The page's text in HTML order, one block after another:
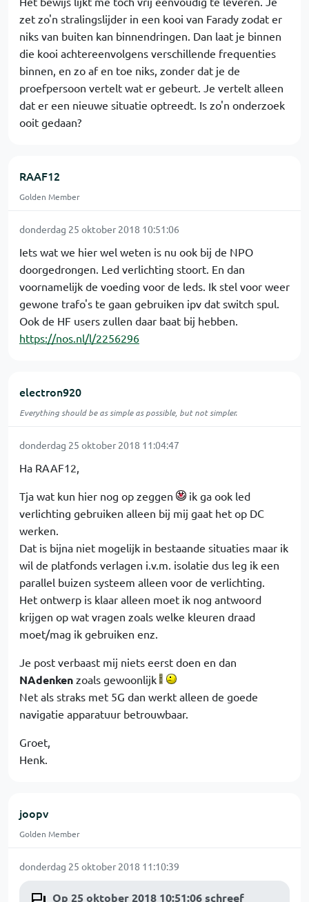
zet zo'n stralingslijder in een kooi van Farady zodat er
niks van buiten kan binnendringen. Dan laat je binnen
die kooi achtereenvolgens verschillende frequenties
binnen, en zo af en toe niks, zonder dat je de
proefpersoon vertelt wat er gebeurt. Je vertelt alleen
dat er een nieuwe situatie optreedt. Is zo'n onderzoek
ooit gedaan?
RAAF12
Golden Member
donderdag 25 oktober 2018 10:51:06
Iets wat we hier wel weten is nu ook bij de NPO
doorgedrongen. Led verlichting stoort. En dan
voornamelijk de voeding voor de leds. Ik stel voor weer
gewone trafo's te gaan gebruiken ipv dat switch spul.
Ook de HF users zullen daar baat bij hebben.
https://nos.nl/l/2256296
electron920
Everything should be as simple as possible, but not simpler.
donderdag 25 oktober 2018 11:04:47
Ha RAAF12,
Tja wat kun hier nog op zeggen
ik ga ook led
verlichting gebruiken alleen bij mij gaat het op DC
werken.
Dat is bijna niet mogelijk in bestaande situaties maar ik
wil de platfonds verlagen i.v.m. isolatie dus leg ik een
parallel buizen systeem alleen voor de verlichting.
Het ontwerp is klaar alleen moet ik nog antwoord
krijgen op wat vragen zoals welke kleuren draad
moet/mag ik gebruiken enz.
Je post verbaast mij niets eerst doen en dan
NAdenken zoals gewoonlijk
Net als straks met 5G dan werkt alleen de goede
navigatie apparatuur betrouwbaar.
Groet,
Henk.
joopv
Golden Member
donderdag 25 oktober 2018 11:10:39
Op 25 oktober 2018 10:51:06 schreef